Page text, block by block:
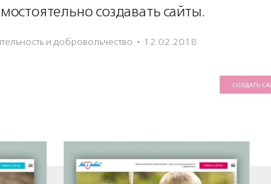
создавать сайты.
и доброволь­чест­во · 12.02.2018